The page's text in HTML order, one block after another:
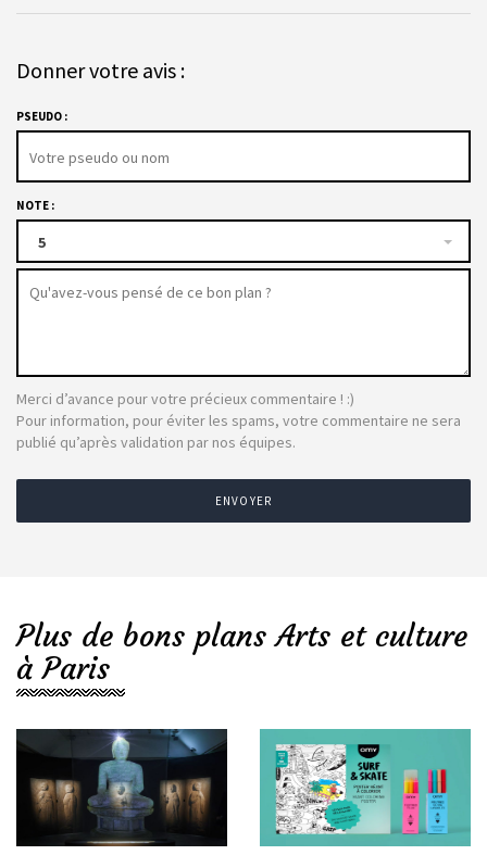
Donner votre avis :
PSEUDO :
NOTE :
5
Merci d’avance pour votre précieux commentaire ! :)
Pour information, pour éviter les spams, votre commentaire ne sera
publié qu’après validation par nos équipes.
ENVOYER
Plus de bons plans Arts et culture
à Paris